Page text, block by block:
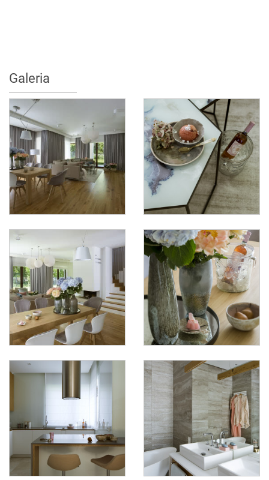
Galeria